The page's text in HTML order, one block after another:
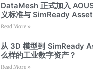
DataMesh 正式加入
义标准与 SimReady
Read More »
从 3D 模型到 SimReady
么样的工业数字资产？
Read More »